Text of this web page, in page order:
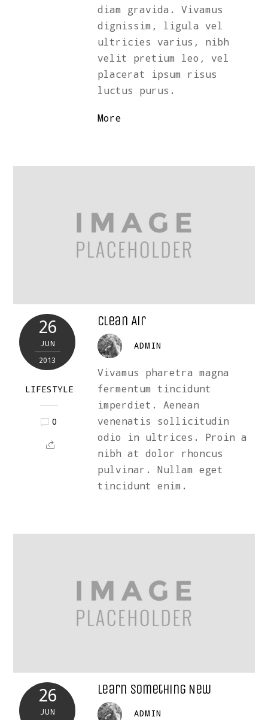
diam gravida. Vivamus
dignissim, ligula vel
ultricies varius, nibh
velit pretium leo, vel
placerat ipsum risus
luctus purus.
More
26
JUN
2013
LIFESTYLE
0
Clean Air
ADMIN
Vivamus pharetra magna
fermentum tincidunt
imperdiet. Aenean
venenatis sollicitudin
odio in ultrices. Proin a
nibh at dolor rhoncus
pulvinar. Nullam eget
tincidunt enim.
26
JUN
Learn Something New
ADMIN